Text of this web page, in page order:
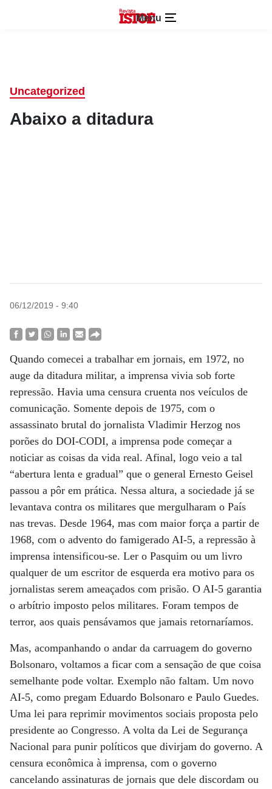
Menu
Uncategorized
Abaixo a ditadura
06/12/2019 - 9:40
Quando comecei a trabalhar em jornais, em 1972, no
auge da ditadura militar, a imprensa vivia sob forte
repressão. Havia uma censura cruenta nos veículos de
comunicação. Somente depois de 1975, com o
assassinato brutal do jornalista Vladimir Herzog nos
porões do DOI-CODI, a imprensa pode começar a
noticiar as coisas da vida real. Afinal, logo veio a tal
“abertura lenta e gradual” que o general Ernesto Geisel
passou a pôr em prática. Nessa altura, a sociedade já se
levantava contra os militares que mergulharam o País
nas trevas. Desde 1964, mas com maior força a partir de
1968, com o advento do famigerado AI-5, a repressão à
imprensa intensificou-se. Ler o Pasquim ou um livro
qualquer de um escritor de esquerda era motivo para os
jornalistas serem ameaçados com prisão. O AI-5 garantia
o arbítrio imposto pelos militares. Foram tempos de
terror, aos quais pensávamos que jamais retornaríamos.
Mas, acompanhando o andar da carruagem do governo
Bolsonaro, voltamos a ficar com a sensação de que coisa
semelhante pode voltar. Exemplo não faltam. Um novo
AI-5, como pregam Eduardo Bolsonaro e Paulo Guedes.
Uma lei para reprimir movimentos sociais proposta pelo
presidente ao Congresso. A volta da Lei de Segurança
Nacional para punir políticos que divirjam do governo. A
censura econômica à imprensa, com o governo
cancelando assinaturas de jornais que dele discordam ou